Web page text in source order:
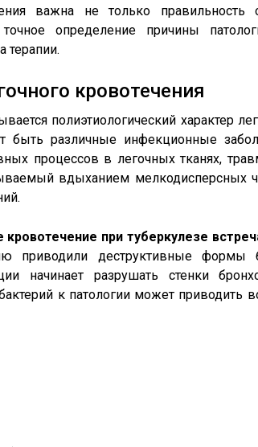
важна не только правильность
определение причины
терапии.
кровотечения
полиэтиологический характер
быть различные инфекционные
процессов в легочных тканях,
вдыханием мелкодисперсных
кровотечение при туберкулезе
приводили деструктивные формы
начинает разрушать стенки
к патологии может приводить